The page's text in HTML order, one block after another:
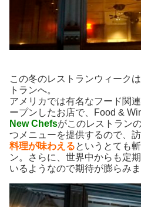
この冬のレストランウィーク
トランへ。
アメリカでは有名なフード関
ープンしたお店で、Food &
New Chefsがこのレストラン
つメニューを提供するので、
料理が味わえるというとても
ン。さらに、世界中からも定
いるようなので期待が膨らみま